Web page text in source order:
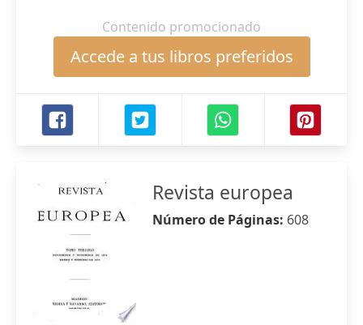
Contenido promocionado
Accede a tus libros preferidos
Revista europea
Número de Páginas: 608